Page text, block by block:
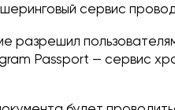
сервис
разрешил
Passport — сервис